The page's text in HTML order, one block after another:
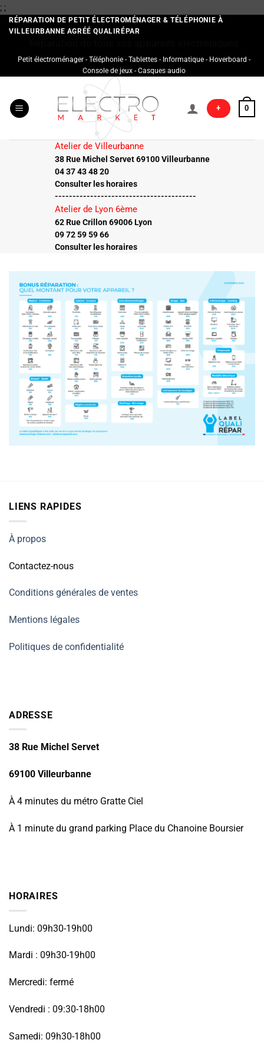
; ;Passer
au
contenu
RÉPARATION DE PETIT ÉLECTROMÉNAGER & TÉLÉPHONIE À
VILLEURBANNE AGRÉÉ QUALIRÉPAR
Petit électroménager - Téléphonie - Tablettes - Informatique - Hoverboard -
Console de jeux - Casques audio
+ 0
Atelier de Villeurbanne
38 Rue Michel Servet 69100 Villeurbanne
04 37 43 48 20
Consulter les horaires
----------------------------------------
Atelier de Lyon 6ème
62 Rue Crillon 69006 Lyon
09 72 59 59 66
Consulter les horaires
LIENS RAPIDES
À propos
Contactez-nous
Conditions générales de ventes
Mentions légales
Politiques de confidentialité
ADRESSE
38 Rue Michel Servet
69100 Villeurbanne
À 4 minutes du métro Gratte Ciel
À 1 minute du grand parking Place du Chanoine Boursier
HORAIRES
Lundi: 09h30-19h00
Mardi : 09h30-19h00
Mercredi: fermé
Vendredi : 09:30-18h00
Samedi: 09h30-18h00